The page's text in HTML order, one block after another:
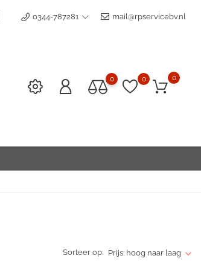
0344-787281 mail@rpservicebv.nl
0 0 0
Sorteer op: Prijs: hoog naar laag